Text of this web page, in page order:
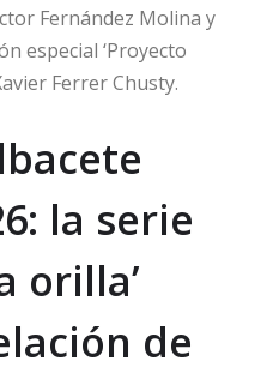
Fernández Molina y
especial ‘Proyecto
Ferrer Chusty.
la serie
orilla’
de